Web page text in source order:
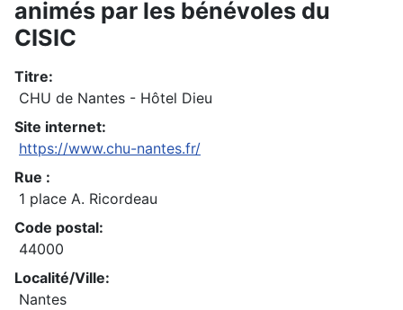
animés par les bénévoles du
CISIC
Titre:
CHU de Nantes - Hôtel Dieu
Site internet:
https://www.chu-nantes.fr/
Rue :
1 place A. Ricordeau
Code postal:
44000
Localité/Ville:
Nantes